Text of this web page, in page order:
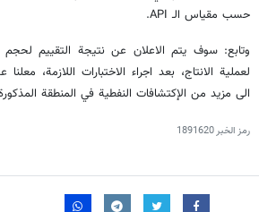
حسب مقياس الـ API
.
وتابع: سوف يتم الاعلان عن نتيجة التقييم لحجم
لعملية الانتاج، بعد اجراء الاختبارات اللازمة،
الى مزيد من الإكتشافات النفطية في المنطقة
رمز الخبر1891620